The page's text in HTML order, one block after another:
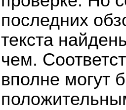
последних
текста
чем.
вполне могут